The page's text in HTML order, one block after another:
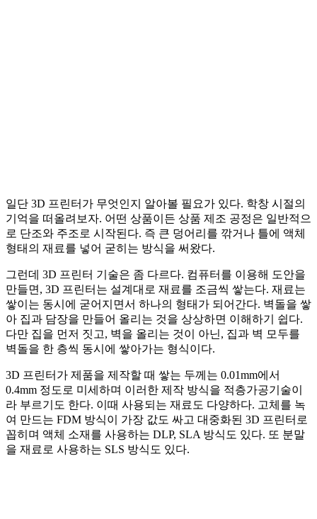
일단 3D 프린터가 무엇인지 알아볼 필요가 있다. 학창 시절의
기억을 떠올려보자. 어떤 상품이든 상품 제조 공정은 일반적으
로 단조와 주조로 시작된다. 즉 큰 덩어리를 깎거나 틀에 액체
형태의 재료를 넣어 굳히는 방식을 써왔다.
그런데 3D 프린터 기술은 좀 다르다. 컴퓨터를 이용해 도안을
만들면, 3D 프린터는 설계대로 재료를 조금씩 쌓는다. 재료는
쌓이는 동시에 굳어지면서 하나의 형태가 되어간다. 벽돌을 쌓
아 집과 담장을 만들어 올리는 것을 상상하면 이해하기 쉽다.
다만 집을 먼저 짓고, 벽을 올리는 것이 아닌, 집과 벽 모두를
벽돌을 한 층씩 동시에 쌓아가는 형식이다.
3D 프린터가 제품을 제작할 때 쌓는 두께는 0.01mm에서
0.4mm 정도로 미세하며 이러한 제작 방식을 적층가공기술이
라 부르기도 한다. 이때 사용되는 재료도 다양하다. 고체를 녹
여 만드는 FDM 방식이 가장 값도 싸고 대중화된 3D 프린터로
꼽히며 액체 소재를 사용하는 DLP, SLA 방식도 있다. 또 분말
을 재료로 사용하는 SLS 방식도 있다.